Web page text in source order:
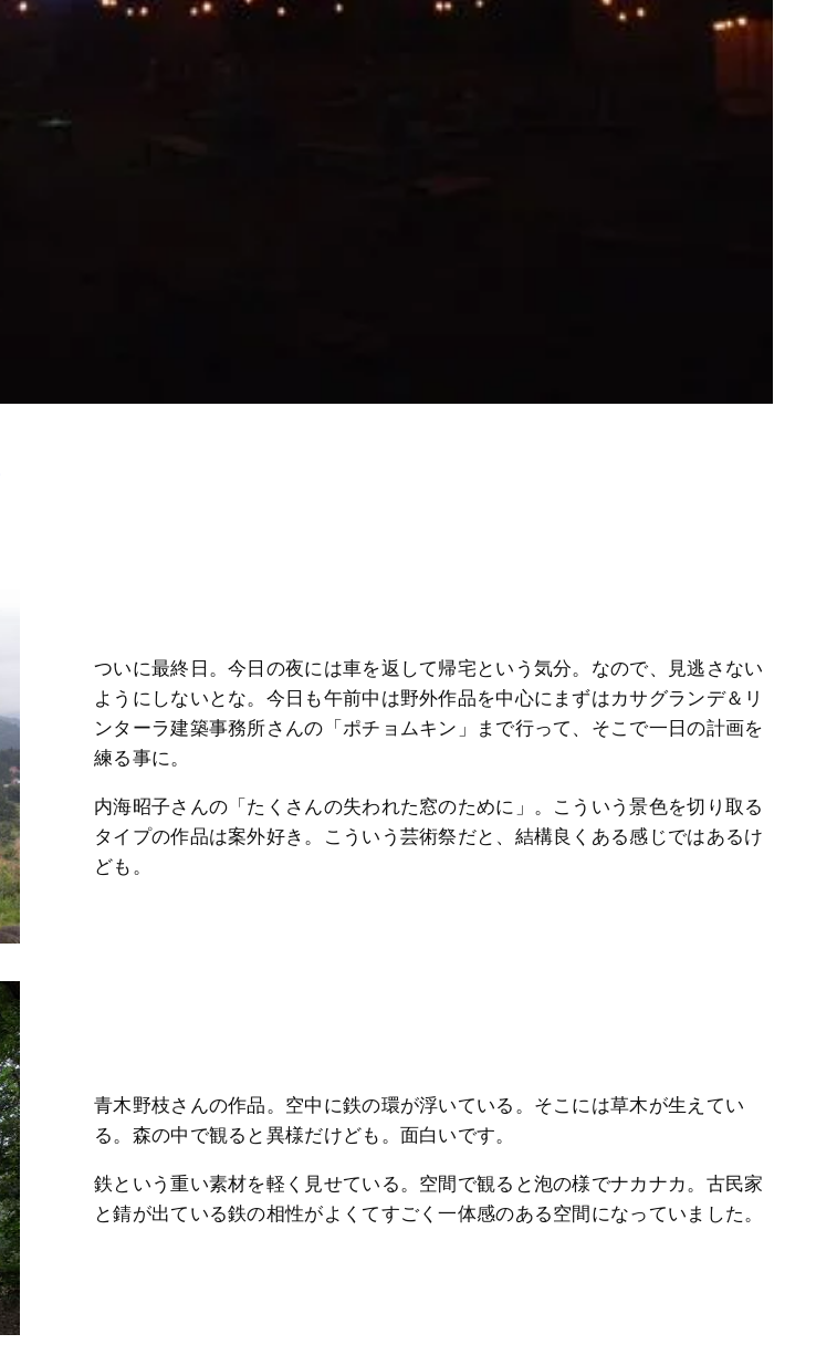
ついに最終日。今日の夜には車を返して帰宅という気分。なので、見逃さない
ようにしないとな。今日も午前中は野外作品を中心にまずはカサグランデ＆リ
ンターラ建築事務所さんの「ポチョムキン」まで行って、そこで一日の計画を
練る事に。
内海昭子さんの「たくさんの失われた窓のために」。こういう景色を切り取る
タイプの作品は案外好き。こういう芸術祭だと、結構良くある感じではあるけ
ども。
青木野枝さんの作品。空中に鉄の環が浮いている。そこには草木が生えてい
る。森の中で観ると異様だけども。面白いです。
鉄という重い素材を軽く見せている。空間で観ると泡の様でナカナカ。古民家
と錆が出ている鉄の相性がよくてすごく一体感のある空間になっていました。